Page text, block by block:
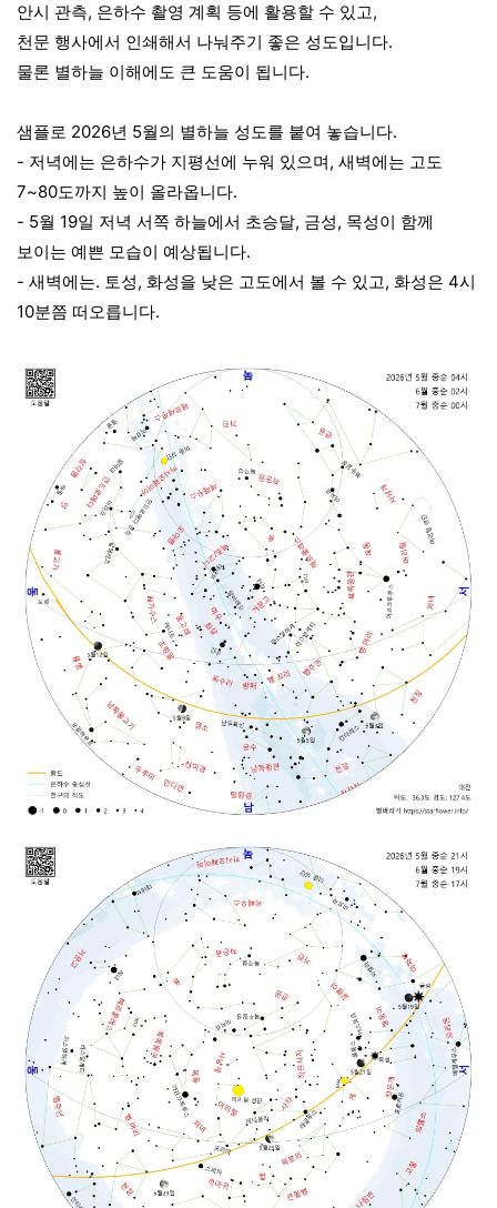
안시 관측, 은하수 촬영 계획 등에 활용할 수 있고,
천문 행사에서 인쇄해서 나눠주기 좋은 성도입니다.
물론 별하늘 이해에도 큰 도움이 됩니다.
샘플로 2026년 5월의 별하늘 성도를 붙여 놓습니다.
- 저녁에는 은하수가 지평선에 누워 있으며, 새벽에는 고도
7~80도까지 높이 올라옵니다.
- 5월 19일 저녁 서쪽 하늘에서 초승달, 금성, 목성이 함께
보이는 예쁜 모습이 예상됩니다.
- 새벽에는. 토성, 화성을 낮은 고도에서 볼 수 있고, 화성은 4시
10분쯤 떠오릅니다.